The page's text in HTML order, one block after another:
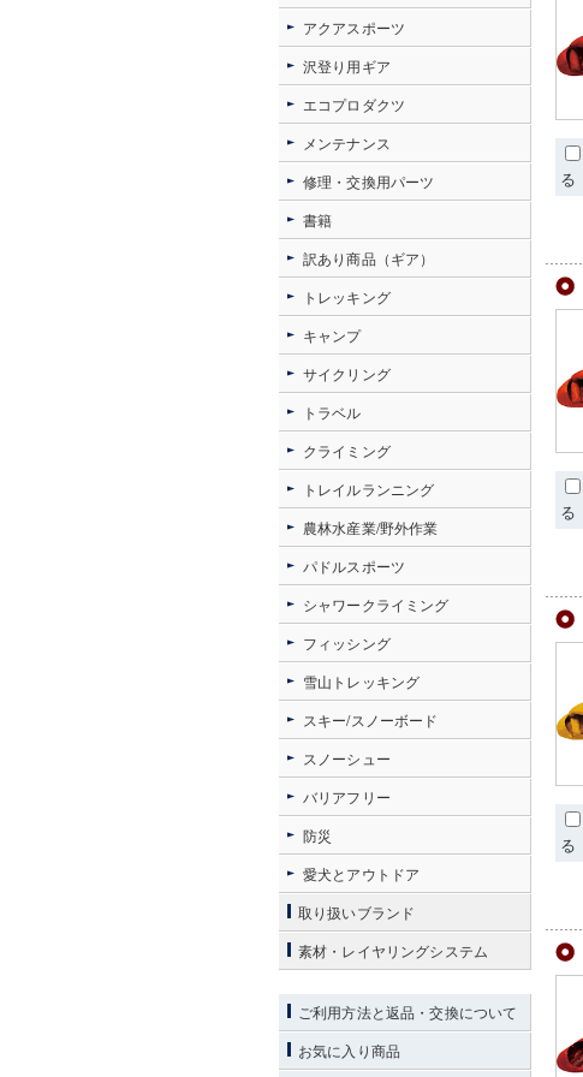
る
る
る
アクアスポーツ
沢登り用ギア
エコプロダクツ
メンテナンス
修理・交換用パーツ
書籍
訳あり商品（ギア）
トレッキング
キャンプ
サイクリング
トラベル
クライミング
トレイルランニング
農林水産業/野外作業
パドルスポーツ
シャワークライミング
フィッシング
雪山トレッキング
スキー/スノーボード
スノーシュー
バリアフリー
防災
愛犬とアウトドア
取り扱いブランド
素材・レイヤリングシステム
ご利用方法と返品・交換について
お気に入り商品